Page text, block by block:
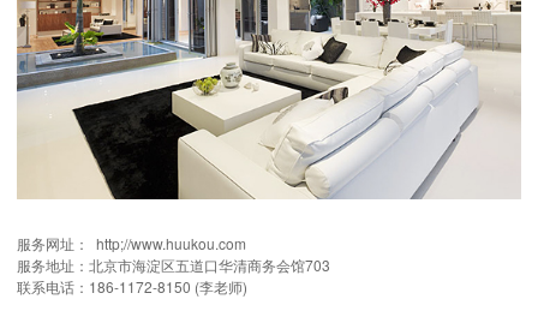
服务网址： http;//www.huukou.com
服务地址：北京市海淀区五道口华清商务会馆703
联系电话：186-1172-8150 (李老师)